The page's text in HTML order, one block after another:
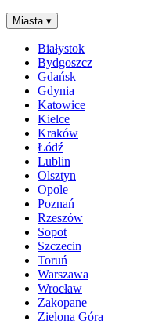
Miasta ▾
Białystok
Bydgoszcz
Gdańsk
Gdynia
Katowice
Kielce
Kraków
Łódź
Lublin
Olsztyn
Opole
Poznań
Rzeszów
Sopot
Szczecin
Toruń
Warszawa
Wrocław
Zakopane
Zielona Góra